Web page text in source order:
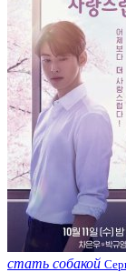
стать собакой